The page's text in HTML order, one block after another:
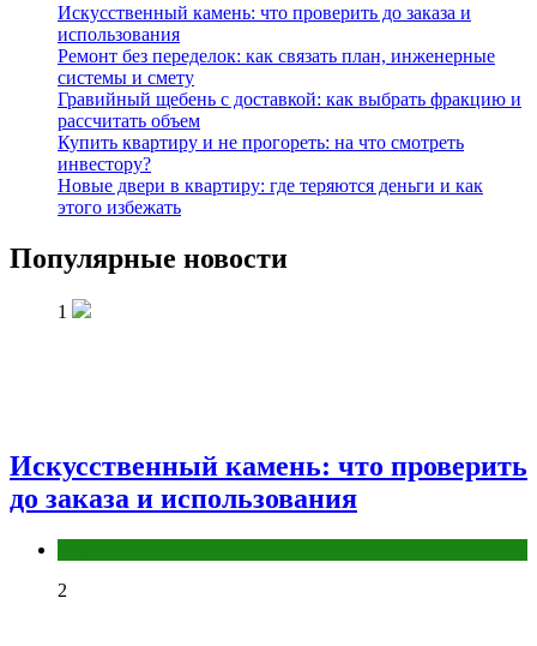
Искусственный камень: что проверить до заказа и
использования
Ремонт без переделок: как связать план, инженерные
системы и смету
Гравийный щебень с доставкой: как выбрать фракцию и
рассчитать объем
Купить квартиру и не прогореть: на что смотреть
инвестору?
Новые двери в квартиру: где теряются деньги и как
этого избежать
Популярные новости
1
Искусственный камень: что проверить
до заказа и использования
2